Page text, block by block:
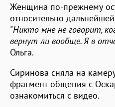
Женщина по-прежнему
относительно
"Никто мне не говорит,
вернут ли вообще. Я в
Ольга.
Сиринова сняла на
фрагмент общения с
ознакомиться с видео.